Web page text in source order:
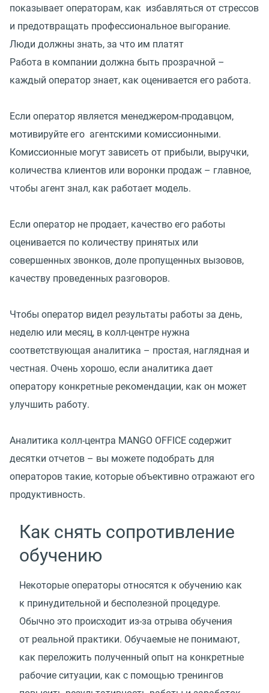
показывает операторам, как избавляться от стрессов
и предотвращать профессиональное выгорание.
Люди должны знать, за что им платят
Работа в компании должна быть прозрачной –
каждый оператор знает, как оценивается его работа.
Если оператор является менеджером-продавцом,
мотивируйте его агентскими комиссионными.
Комиссионные могут зависеть от прибыли, выручки,
количества клиентов или воронки продаж – главное,
чтобы агент знал, как работает модель.
Если оператор не продает, качество его работы
оценивается по количеству принятых или
совершенных звонков, доле пропущенных вызовов,
качеству проведенных разговоров.
Чтобы оператор видел результаты работы за день,
неделю или месяц, в колл-центре нужна
соответствующая аналитика – простая, наглядная и
честная. Очень хорошо, если аналитика дает
оператору конкретные рекомендации, как он может
улучшить работу.
Аналитика колл-центра MANGO OFFICE содержит
десятки отчетов – вы можете подобрать для
операторов такие, которые объективно отражают его
продуктивность.
Как снять сопротивление
обучению
Некоторые операторы относятся к обучению как
к принудительной и бесполезной процедуре.
Обычно это происходит из-за отрыва обучения
от реальной практики. Обучаемые не понимают,
как переложить полученный опыт на конкретные
рабочие ситуации, как с помощью тренингов